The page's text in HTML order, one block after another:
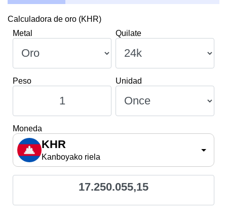
Calculadora de oro (KHR)
Metal
Quilate
Peso Unidad
Moneda
KHR
Kanboyako riela
17.250.055,15